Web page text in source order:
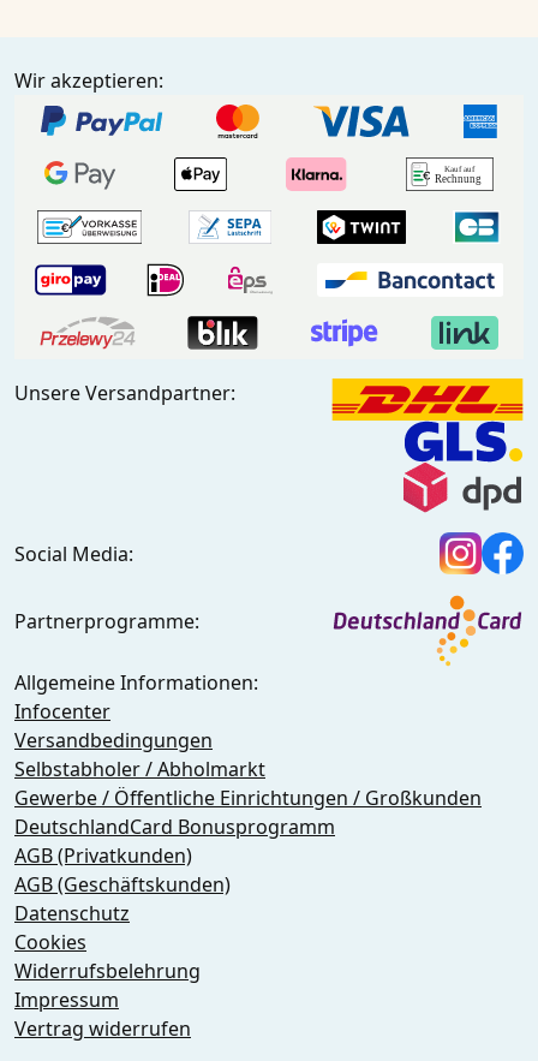
Wir akzeptieren:
Unsere Versandpartner:
Social Media:
Partnerprogramme:
Allgemeine Informationen:
Infocenter
Versandbedingungen
Selbstabholer / Abholmarkt
Gewerbe / Öffentliche Einrichtungen / Großkunden
DeutschlandCard Bonusprogramm
AGB (Privatkunden)
AGB (Geschäftskunden)
Datenschutz
Cookies
Widerrufsbelehrung
Impressum
Vertrag widerrufen